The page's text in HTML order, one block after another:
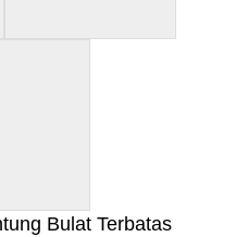
Bulat Terbatas